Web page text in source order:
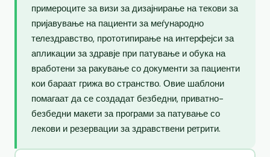
примероците за визи за дизајнирање на текови за
пријавување на пациенти за меѓународно
телездравство, прототипирање на интерфејси за
апликации за здравје при патување и обука на
вработени за ракување со документи за пациенти
кои бараат грижа во странство. Овие шаблони
помагаат да се создадат безбедни, приватно-
безбедни макети за програми за патување со
лекови и резервации за здравствени ретрити.